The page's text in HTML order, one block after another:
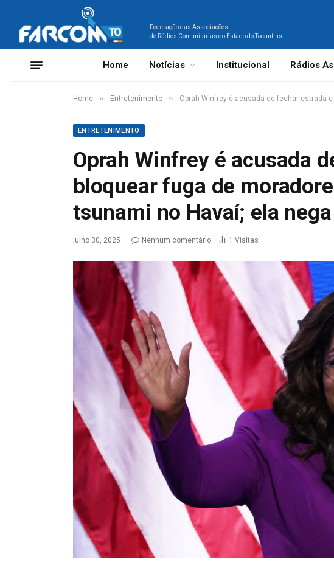
Federação das Associações
de Rádios Comunitárias do Estado do Tocantins
Home Notícias Institucional Rádios
Home » Entretenimento » Oprah Winfrey é acusada de fechar estrada
ENTRETENIMENTO
Oprah Winfrey é acusada
bloquear fuga de
tsunami no Havaí; ela nega
julho 30, 2025 Nenhum comentário 1 Visitas